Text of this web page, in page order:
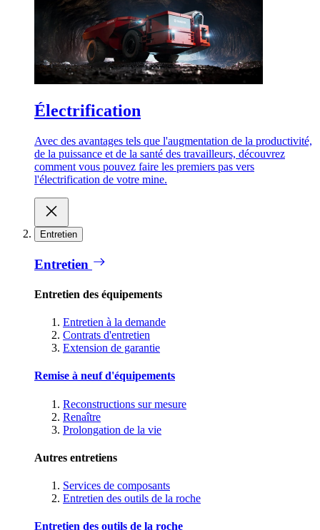
Électrification
Avec des avantages tels que l'augmentation de la productivité,
de la puissance et de la santé des travailleurs, découvrez
comment vous pouvez faire les premiers pas vers
l'électrification de votre mine.
Entretien
Entretien
Entretien des équipements
Entretien à la demande
Contrats d'entretien
Extension de garantie
Remise à neuf d'équipements
Reconstructions sur mesure
Renaître
Prolongation de la vie
Autres entretiens
Services de composants
Entretien des outils de la roche
Entretien des outils de la roche